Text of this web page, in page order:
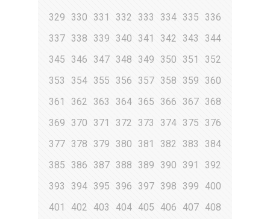
329
330 331 332 333 334 335
336
337 338 339 340 341 342 343
344
345
346 347 348 349 350 351
352
353
354 355 356 357 358 359 360
361
362 363 364 365 366 367 368
369
370 371 372 373 374 375 376
377 378 379 380 381 382 383
384
385
386 387 388 389 390 391
392
393
394 395 396 397 398 399
400
401
402 403 404 405 406 407 408